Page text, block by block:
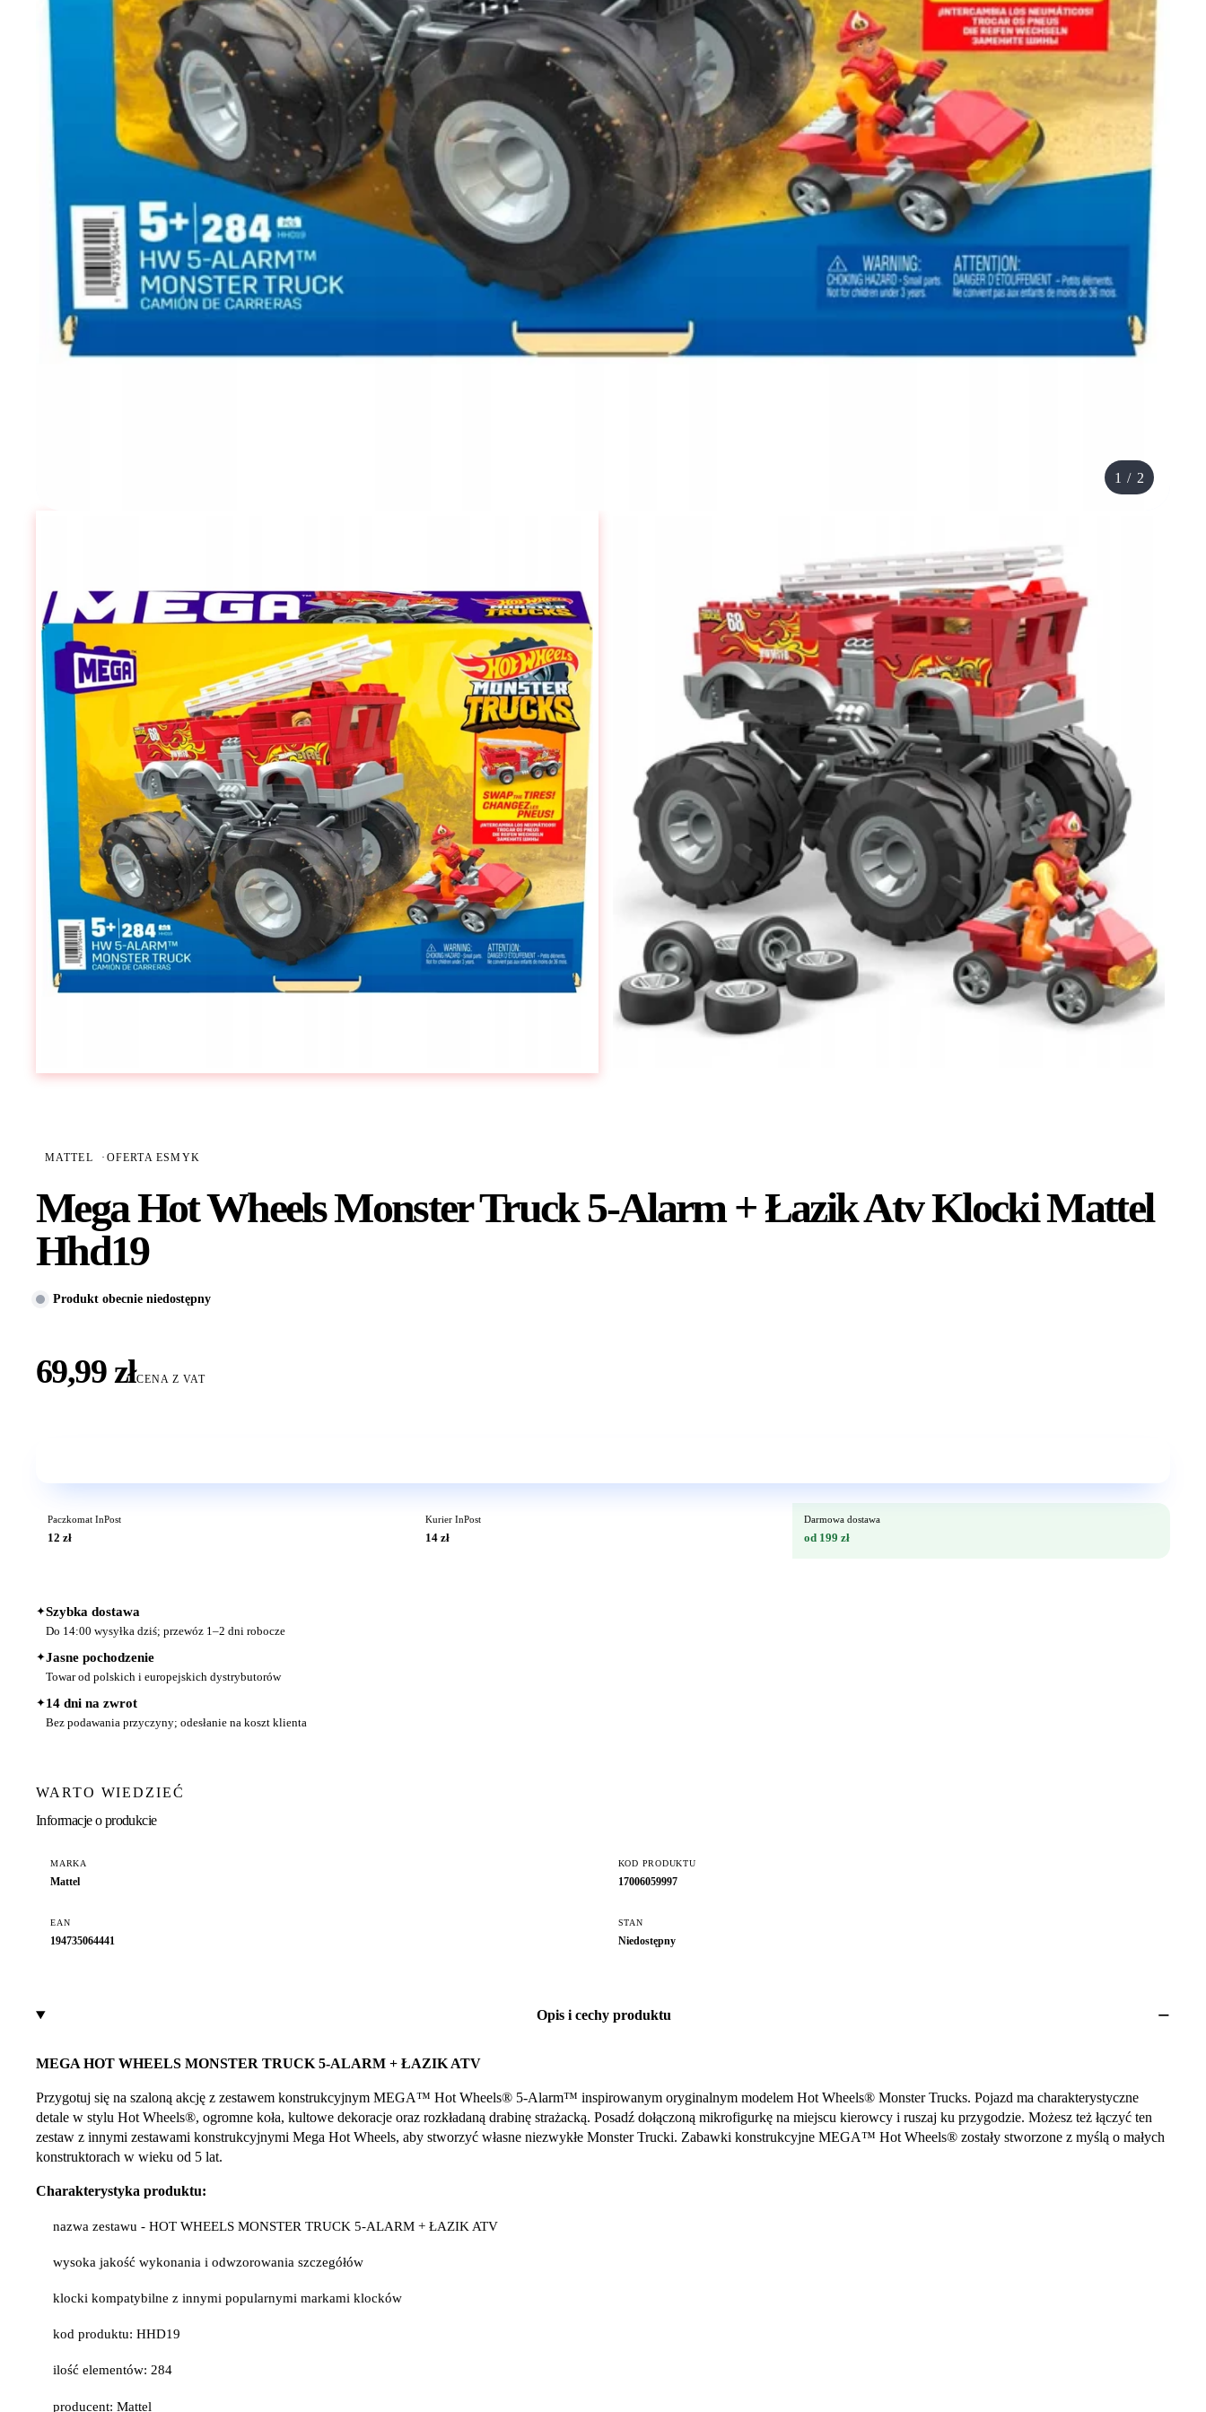
1 / 2
MATTEL · OFERTA ESMYK
Mega Hot Wheels Monster Truck 5-Alarm + Łazik Atv Klocki Mattel
Hhd19
Produkt obecnie niedostępny
69,99 złCENA Z VAT
Paczkomat InPost
12 zł
Kurier InPost
14 zł
Darmowa dostawa
od 199 zł
✦Szybka dostawa
Do 14:00 wysyłka dziś; przewóz 1–2 dni robocze
✦Jasne pochodzenie
Towar od polskich i europejskich dystrybutorów
✦14 dni na zwrot
Bez podawania przyczyny; odesłanie na koszt klienta
WARTO WIEDZIEĆ
Informacje o produkcie
MARKA
Mattel
KOD PRODUKTU
17006059997
EAN
194735064441
STAN
Niedostępny
Opis i cechy produktu
MEGA HOT WHEELS MONSTER TRUCK 5-ALARM + ŁAZIK ATV
Przygotuj się na szaloną akcję z zestawem konstrukcyjnym MEGA™ Hot Wheels® 5-Alarm™ inspirowanym oryginalnym modelem Hot Wheels® Monster Trucks. Pojazd ma charakterystyczne
detale w stylu Hot Wheels®, ogromne koła, kultowe dekoracje oraz rozkładaną drabinę strażacką. Posadź dołączoną mikrofigurkę na miejscu kierowcy i ruszaj ku przygodzie. Możesz też łączyć ten
zestaw z innymi zestawami konstrukcyjnymi Mega Hot Wheels, aby stworzyć własne niezwykłe Monster Trucki. Zabawki konstrukcyjne MEGA™ Hot Wheels® zostały stworzone z myślą o małych
konstruktorach w wieku od 5 lat.
Charakterystyka produktu:
nazwa zestawu - HOT WHEELS MONSTER TRUCK 5-ALARM + ŁAZIK ATV
wysoka jakość wykonania i odwzorowania szczegółów
klocki kompatybilne z innymi popularnymi markami klocków
kod produktu: HHD19
ilość elementów: 284
producent: Mattel